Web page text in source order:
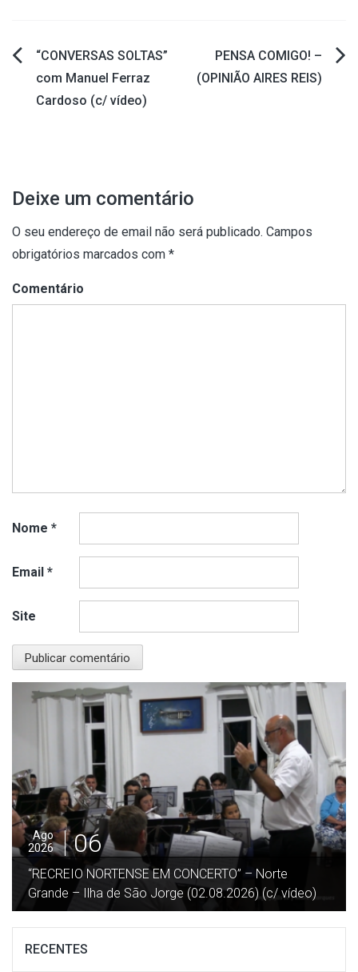
Navegação
“CONVERSAS SOLTAS”
com Manuel Ferraz
Cardoso (c/ vídeo)
PENSA COMIGO! –
(OPINIÃO AIRES REIS)
Deixe um comentário
O seu endereço de email não será publicado. Campos
obrigatórios marcados com *
Comentário
Nome *
Email *
Site
Ago
2026
06
“RECREIO NORTENSE EM CONCERTO” – Norte
Grande – Ilha de São Jorge (02.08.2026) (c/ vídeo)
RECENTES